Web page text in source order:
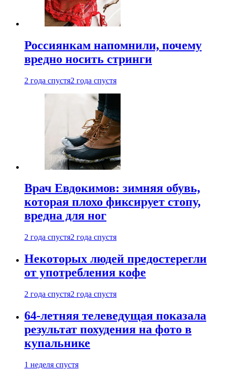
Россиянкам напомнили, почему
вредно носить стринги
2 года спустя2 года спустя
Врач Евдокимов: зимняя обувь,
которая плохо фиксирует стопу,
вредна для ног
2 года спустя2 года спустя
Некоторых людей предостерегли
от употребления кофе
2 года спустя2 года спустя
64-летняя телеведущая показала
результат похудения на фото в
купальнике
1 неделя спустя